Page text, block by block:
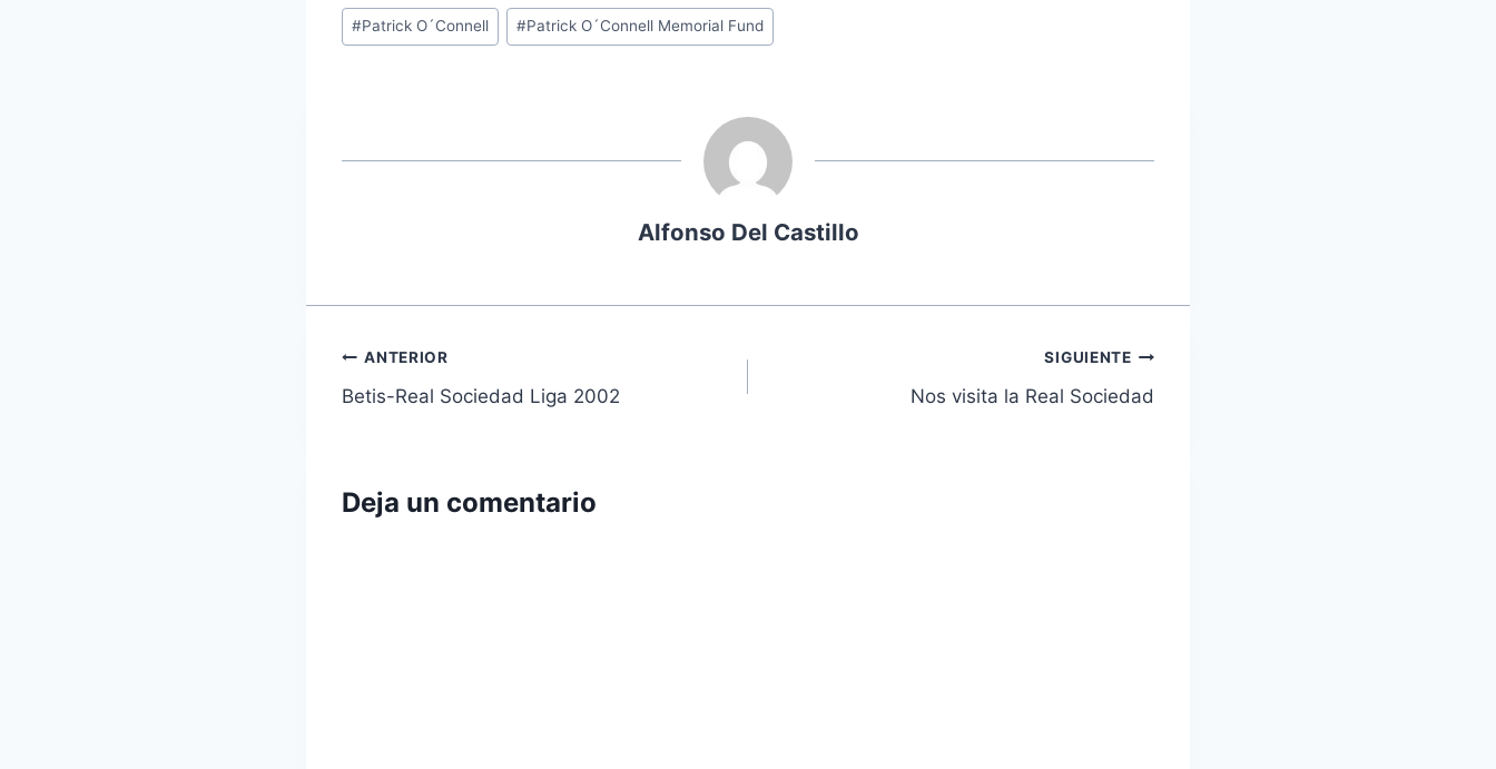
Etiquetas
de
#Patrick O´Connell #Patrick O´Connell Memorial Fund
Alfonso Del Castillo
Navegación
de
ANTERIOR
Betis-Real Sociedad Liga 2002
SIGUIENTE
Nos visita la Real Sociedad
Deja un comentario